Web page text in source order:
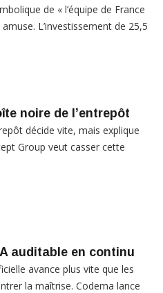
de « l’équipe de France
L’investissement de 25,5
noire de l’entrepôt
décide vite, mais explique
Group veut casser cette
auditable en continu
avance plus vite que les
la maîtrise. Codema lance